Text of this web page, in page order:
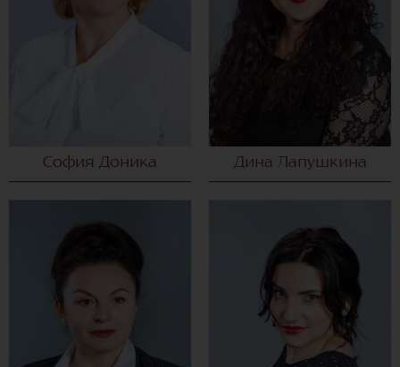
София Доника Дина Лапушкина